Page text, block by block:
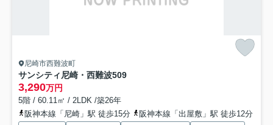
尼崎市西難波町
サンシティ尼崎・西難波509
3,290万円
5階 / 60.11㎡ / 2LDK /築26年
阪神本線「尼崎」駅 徒歩15分
阪神本線「出屋敷」駅 徒歩12分